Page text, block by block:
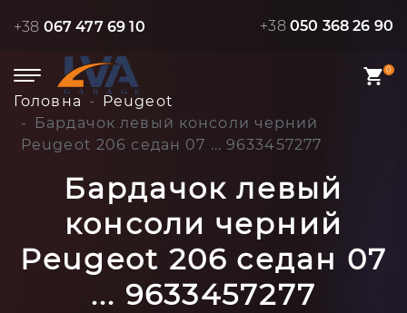
+38 067 477 69 10 +38 050 368 26 90
0
Головна
Peugeot
Бардачок левый консоли черний
Peugeot 206 седан 07 ... 9633457277
Бардачок левый
консоли черний
Peugeot 206 седан 07
... 9633457277